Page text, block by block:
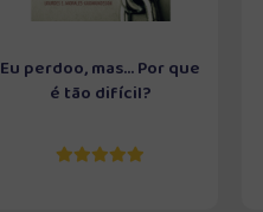
Eu perdoo, mas... Por que
é tão difícil?